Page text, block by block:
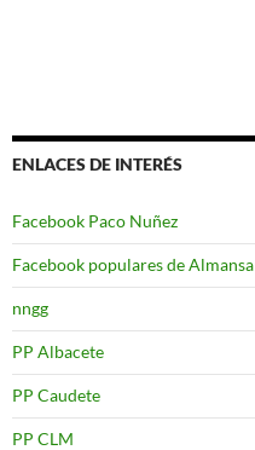
ENLACES DE INTERÉS
Facebook Paco Nuñez
Facebook populares de Almansa
nngg
PP Albacete
PP Caudete
PP CLM